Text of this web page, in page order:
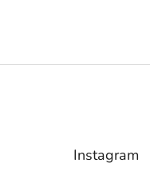
Instagram